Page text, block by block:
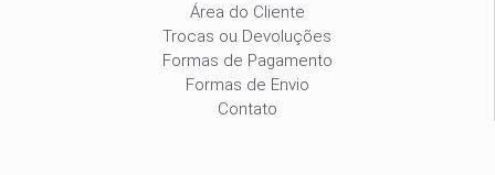
Área do Cliente
Trocas ou Devoluções
Formas de Pagamento
Formas de Envio
Contato